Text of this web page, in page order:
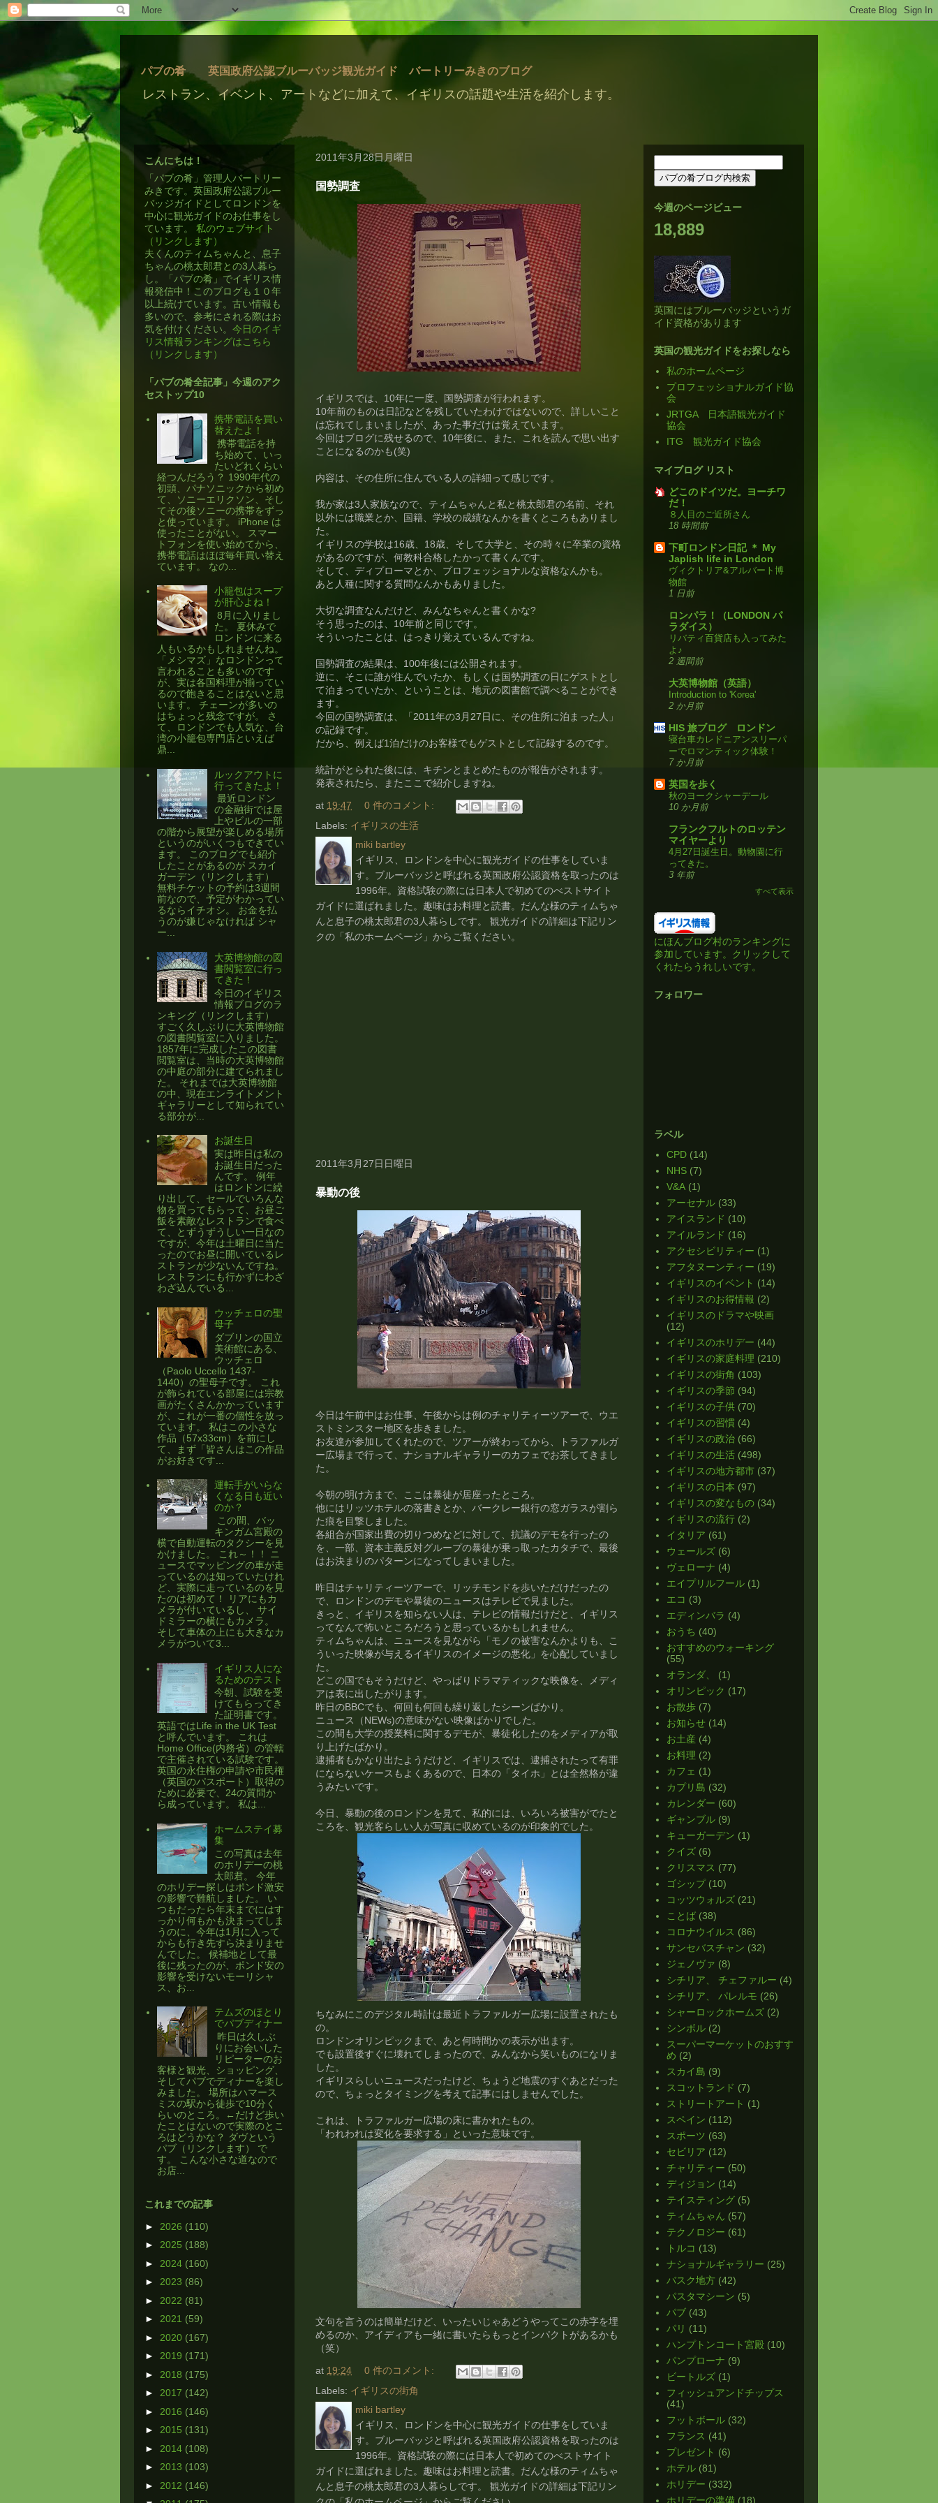
パブの肴 英国政府公認ブルーバッジ観光ガイド バートリーみきのブログ
レストラン、イベント、アートなどに加えて、イギリスの話題や生活を紹介します。
2011年3月28日月曜日
国勢調査
イギリスでは、10年に一度、国勢調査が行われます。
10年前のものは日記などを残していたわけではないので、詳しいこと
は忘れてしまいましたが、あった事だけは覚えています。
今回はブログに残せるので、10年後に、また、これを読んで思い出す
ことになるのかも(笑)
内容は、その住所に住んでいる人の詳細って感じです。
我が家は3人家族なので、ティムちゃんと私と桃太郎君の名前、それ
以外には職業とか、国籍、学校の成績なんかを書くところもありまし
た。
イギリスの学校は16歳、18歳、そして大学と、その時々に卒業の資格
があるのですが、何教科合格したかって書くんです。
そして、ディプローマとか、プロフェッショナルな資格なんかも。
あと人種に関する質問なんかもありました。
大切な調査なんだけど、みんなちゃんと書くかな?
そう思ったのは、10年前と同じです。
そういったことは、はっきり覚えているんですね。
国勢調査の結果は、100年後には公開されます。
逆に、そこに誰が住んでいたか、もしくは国勢調査の日にゲストとし
て泊まっていたか、ということは、地元の図書館で調べることができ
ます。
今回の国勢調査は、「2011年の3月27日に、その住所に泊まった人」
の記録です。
だから、例えば1泊だけのお客様でもゲストとして記録するのです。
統計がとられた後には、キチンとまとめたものが報告がされます。
発表されたら、またここで紹介しますね。
at 19:47
0 件のコメント:
Labels: イギリスの生活
miki bartley
イギリス、ロンドンを中心に観光ガイドの仕事をしていま
す。ブルーバッジと呼ばれる英国政府公認資格を取ったのは
1996年。資格試験の際には日本人で初めてのべストサイト
ガイドに選ばれました。趣味はお料理と読書。だんな様のティムちゃ
んと息子の桃太郎君の3人暮らしです。 観光ガイドの詳細は下記リン
クの「私のホームページ」からご覧ください。
2011年3月27日日曜日
暴動の後
今日は午前中はお仕事、午後からは例のチャリティーツアーで、ウエ
ストミンスター地区を歩きました。
お友達が参加してくれたので、ツアーが終わってから、トラファルガ
ー広場まで行って、ナショナルギャラリーのカフェでお茶してきまし
た。
今朝の明け方まで、ここは暴徒が居座ったところ。
他にはリッツホテルの落書きとか、バークレー銀行の窓ガラスが割ら
た痕を目撃しました。
各組合が国家出費の切りつめなどに対して、抗議のデモを行ったの
を、一部、資本主義反対グループの暴徒が乗っ取ったカタチで、最後
はお決まりのパターンになってしまいました。
昨日はチャリティーツアーで、リッチモンドを歩いただけだったの
で、ロンドンのデモや暴徒のニュースはテレビで見ました。
きっと、イギリスを知らない人は、テレビの情報だけだと、イギリス
ってなんて怖いところだろうと思っているかもしれません。
ティムちゃんは、ニュースを見ながら「モノの被害なんかよりも、こ
ういった映像が与えるイギリスのイメージの悪化」を心配していまし
た。
どこの国でもそうだけど、やっぱりドラマティックな映像を、メディ
アは表に出したがります。
昨日のBBCでも、何回も何回も繰り返したシーンばかり。
ニュース（NEWs)の意味がない映像ばかりでした。
この間も大学の授業料に関するデモが、暴徒化したのをメディアが取
り上げたばかり。
逮捕者もかなり出たようだけど、イギリスでは、逮捕されたって有罪
にならないケースもよくあるので、日本の「タイホ」とは全然格が違
うみたいです。
今日、暴動の後のロンドンを見て、私的には、いろいろ被害がでたと
ころを、観光客らしい人が写真に収めているのが印象的でした。
ちなみにこのデジタル時計は最近トラファルガー広場に設置されたも
の。
ロンドンオリンピックまで、あと何時間かの表示が出ます。
でも設置後すぐに壊れてしまったので、みんなから笑いものになりま
した。
イギリスらしいニュースだったけど、ちょうど地震のすぐあとだった
ので、ちょっとタイミングを考えて記事にはしませんでした。
これは、トラファルガー広場の床に書かれたもの。
「われわれは変化を要求する」といった意味です。
文句を言うのは簡単だけど、いったいじゃあどうやってこの赤字を埋
めるのか、アイディアも一緒に書いたらもっとインパクトがあるかも
（笑）
at 19:24
0 件のコメント:
Labels: イギリスの街角
miki bartley
イギリス、ロンドンを中心に観光ガイドの仕事をしていま
す。ブルーバッジと呼ばれる英国政府公認資格を取ったのは
1996年。資格試験の際には日本人で初めてのべストサイト
ガイドに選ばれました。趣味はお料理と読書。だんな様のティムちゃ
んと息子の桃太郎君の3人暮らしです。 観光ガイドの詳細は下記リン
こんにちは！
「パブの肴」管理人バートリー
みきです。英国政府公認ブルー
バッジガイドとしてロンドンを
中心に観光ガイドのお仕事をし
ています。 私のウェブサイト
（リンクします）
夫くんのティムちゃんと、息子
ちゃんの桃太郎君との3人暮ら
し。「パブの肴」でイギリス情
報発信中！このブログも１０年
以上続けています。古い情報も
多いので、参考にされる際はお
気を付けください。 今日のイギ
リス情報ランキングはこちら
（リンクします）
「パブの肴全記事」今週のアク
セストップ10
携帯電話を買い
替えたよ！
​ 携帯電話を持
ち始めて、いっ
たいどれくらい
経つんだろう？ 1990年代の
初頭、パナソニックから初め
て、ソニーエリクソン、そし
てその後ソニーの携帯をずっ
と使っています。 iPhone は
使ったことがない。 スマー
トフォンを使い始めてから、
携帯電話はほぼ毎年買い替え
ています。 なの...
小籠包はスープ
が肝心よね！
​ 8月に入りまし
た。 夏休みで
ロンドンに来る
人もいるかもしれませんね。
「メシマズ」なロンドンって
言われることも多いのです
が、実は各国料理が揃ってい
るので飽きることはないと思
います。 チェーンが多いの
はちょっと残念ですが。 さ
て、ロンドンでも人気な、台
湾の小籠包専門店といえば
鼎...
ルックアウトに
行ってきたよ！
​ 最近ロンドン
の金融街では屋
上やビルの一部
の階から展望が楽しめる場所
というのがいくつもできてい
ます。 このブログでも紹介
したことがあるのが スカイ
ガーデン（リンクします）
無料チケットの予約は3週間
前なので、予定がわかってい
るならイチオシ。 お金を払
うのが嫌じゃなければ シャ
ー...
大英博物館の図
書閲覧室に行っ
てきた！
今日のイギリス
情報ブログのラ
ンキング（リンクします）
すごく久しぶりに大英博物館
の図書閲覧室に入りました。
1857年に完成したこの図書
閲覧室は、当時の大英博物館
の中庭の部分に建てられまし
た。 それまでは大英博物館
の中、現在エンライトメント
ギャラリーとして知られてい
る部分が...
お誕生日
実は昨日は私の
お誕生日だった
んです。 例年
はロンドンに繰
り出して、セールでいろんな
物を買ってもらって、お昼ご
飯を素敵なレストランで食べ
て、とずうずうしい一日なの
ですが、今年は土曜日に当た
ったのでお昼に開いているレ
ストランが少ないんですね。
レストランにも行かずにわざ
わざ込んでいる...
ウッチェロの聖
母子
ダブリンの国立
美術館にある、
ウッチェロ
（Paolo Uccello 1437-
1440）の聖母子です。 これ
が飾られている部屋には宗教
画がたくさんかかっています
が、これが一番の個性を放っ
ています。 私はこの小さな
作品（57x33cm）を前にし
て、まず「皆さんはこの作品
がお好きです...
運転手がいらな
くなる日も近い
のか？
​ この間、バッ
キンガム宮殿の
横で自動運転のタクシーを見
かけました。 これ～！！ ニ
ュースでマッピングの車が走
っているのは知っていたけれ
ど、実際に走っているのを見
たのは初めて！ リアにもカ
メラが付いているし、 サイ
ドミラーの横にもカメラ。
そして車体の上にも大きなカ
メラがついて3...
イギリス人にな
るためのテスト
今朝、試験を受
けてもらってき
た証明書です。
英語ではLife in the UK Test
と呼んでいます。 これは
Home Office(内務省）の管轄
で主催されている試験です。
英国の永住権の申請や市民権
（英国のパスポート）取得の
ために必要で、24の質問か
ら成っています。 私は...
ホームステイ募
集
この写真は去年
のホリデーの桃
太郎君。 今年
のホリデー探しはポンド激安
の影響で難航しました。 い
つもだったら年末までにはす
っかり何もかも決まってしま
うのに、今年は1月に入って
からも行き先すら決まりませ
んでした。 候補地として最
後に残ったのが、ポンド安の
影響を受けないモーリシャ
ス、お...
テムズのほとり
でパブディナー
​ 昨日は久しぶ
りにお会いした
リピーターのお
客様と観光、ショッピング、
そしてパブでディナーを楽し
みました。 場所はハマース
ミスの駅から徒歩で10分く
らいのところ。←だけど歩い
たことはないので実際のとこ
ろはどうかな？ ダヴという
パブ（リンクします） で
す。 こんな小さな道なので
お店...
これまでの記事
► 2026 (110)
► 2025 (188)
► 2024 (160)
► 2023 (86)
► 2022 (81)
► 2021 (59)
► 2020 (167)
► 2019 (171)
► 2018 (175)
► 2017 (142)
► 2016 (146)
► 2015 (131)
► 2014 (108)
► 2013 (103)
► 2012 (146)
今週のページビュー
18,889
英国にはブルーバッジというガ
イド資格があります
英国の観光ガイドをお探しなら
私のホームページ
プロフェッショナルガイド協
会
JRTGA 日本語観光ガイド
協会
ITG 観光ガイド協会
マイブログ リスト
どこのドイツだ。ヨーチワ
だ！
８人目のご近所さん
18 時間前
下町ロンドン日記 ＊ My
Japlish life in London
ヴィクトリア&アルバート博
物館
1 日前
ロンパラ！（LONDON パ
ラダイス）
リバティ百貨店も入ってみた
よ♪
2 週間前
大英博物館（英語）
Introduction to 'Korea'
2 か月前
HIS 旅ブログ ロンドン
寝台車カレドニアンスリーパ
ーでロマンティック体験！
7 か月前
英国を歩く
秋のヨークシャーデール
10 か月前
フランクフルトのロッテン
マイヤーより
4月27日誕生日。動物園に行
ってきた。
3 年前
すべて表示
にほんブログ村のランキングに
参加しています。クリックして
くれたらうれしいです。
フォロワー
ラベル
CPD (14)
NHS (7)
V&A (1)
アーセナル (33)
アイスランド (10)
アイルランド (16)
アクセシビリティー (1)
アフタヌーンティー (19)
イギリスのイベント (14)
イギリスのお得情報 (2)
イギリスのドラマや映画
(12)
イギリスのホリデー (44)
イギリスの家庭料理 (210)
イギリスの街角 (103)
イギリスの季節 (94)
イギリスの子供 (70)
イギリスの習慣 (4)
イギリスの政治 (66)
イギリスの生活 (498)
イギリスの地方都市 (37)
イギリスの日本 (97)
イギリスの変なもの (34)
イギリスの流行 (2)
イタリア (61)
ウェールズ (6)
ヴェローナ (4)
エイプリルフール (1)
エコ (3)
エディンバラ (4)
おうち (40)
おすすめのウォーキング
(55)
オランダ、
(1)
オリンピック (17)
お散歩 (7)
お知らせ (14)
お土産 (4)
お料理 (2)
カフェ (1)
カプリ島 (32)
カレンダー (60)
ギャンブル (9)
キューガーデン (1)
クイズ (6)
クリスマス (77)
ゴシップ (10)
コッツウォルズ (21)
ことば (38)
コロナウイルス (86)
サンセバスチャン (32)
ジェノヴァ (8)
シチリア、 チェファルー (4)
シチリア、 パレルモ (26)
シャーロックホームズ (2)
シンボル (2)
スーパーマーケットのおすす
め (2)
スカイ島 (9)
スコットランド (7)
ストリートアート (1)
スペイン (112)
スポーツ (63)
セビリア (12)
チャリティー (50)
ディジョン (14)
テイスティング (5)
ティムちゃん (57)
テクノロジー (61)
トルコ (13)
ナショナルギャラリー (25)
バスク地方 (42)
パスタマシーン (5)
パブ (43)
パリ (11)
ハンプトンコート宮殿 (10)
パンプローナ (9)
ビートルズ (1)
フィッシュアンドチップス
(41)
フットボール (32)
フランス (41)
プレゼント (6)
ホテル (81)
ホリデー (332)
ホリデーの準備 (18)